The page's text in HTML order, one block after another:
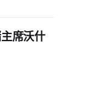
席沃什